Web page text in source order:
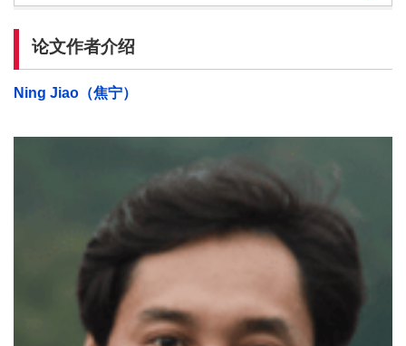
论文作者介绍
Ning Jiao （焦宁）